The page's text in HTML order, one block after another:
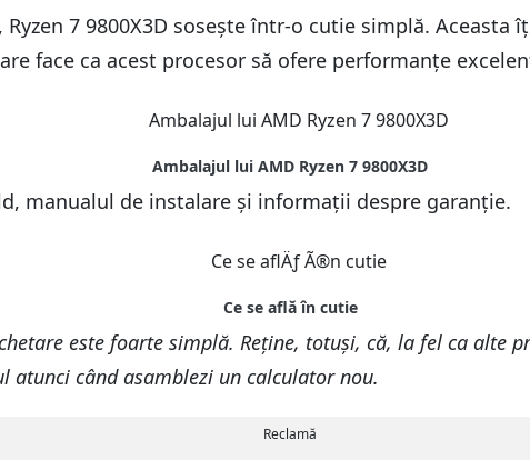
7 9800X3D sosește într-o cutie simplă.
face ca acest procesor să ofere performanțe
manualul de instalare și informații despre garanție.
este foarte simplă. Reține, totuși, că, la fel ca alte
atunci când asamblezi un calculator nou.
Reclamă